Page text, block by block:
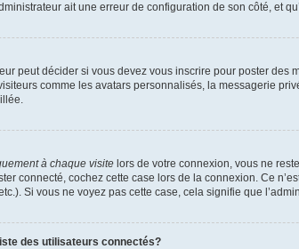
ait une erreur de configuration de son côté, et
peut décider si vous devez vous inscrire pour poster des
comme les avatars personnalisés, la messagerie
à chaque visite lors de votre connexion, vous ne
connecté, cochez cette case lors de la connexion. Ce
Si vous ne voyez pas cette case, cela signifie que
des utilisateurs connectés?